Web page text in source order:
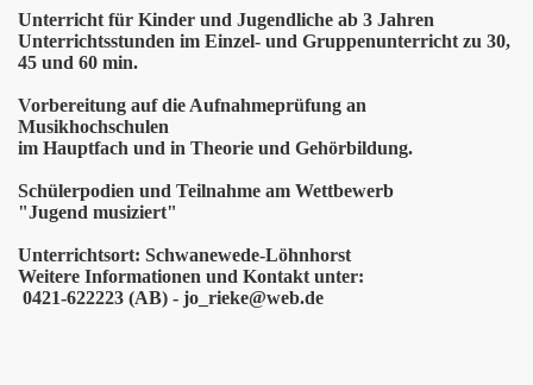
Unterricht für Kinder und Jugendliche ab 3 Jahren
Unterrichtsstunden im Einzel- und Gruppenunterricht zu 30,
45 und 60 min.
Vorbereitung auf die Aufnahmeprüfung an
Musikhochschulen
im Hauptfach und in Theorie und Gehörbildung.
Schülerpodien und Teilnahme am Wettbewerb
"Jugend musiziert"
Unterrichtsort: Schwanewede-Löhnhorst
Weitere Informationen und Kontakt unter:
0421-622223 (AB) - jo_rieke@web.de